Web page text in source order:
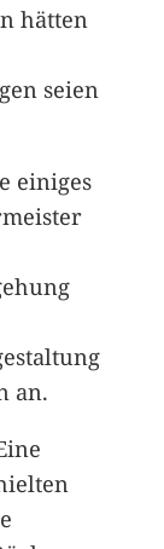
hätten
seien
einiges
an.